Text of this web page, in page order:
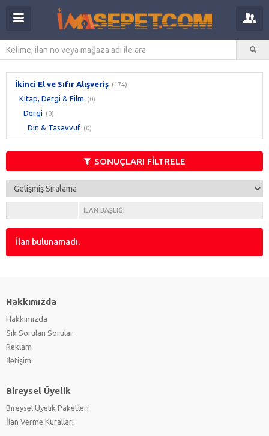
İkinci El ve Sıfır Alışveriş (174)
Kitap, Dergi & Film (0)
Dergi (0)
Din & Tasavvuf (0)
SONUÇLARI FİLTRELE
İLAN BAŞLIĞI
İlan bulunamadı.
Hakkımızda
Hakkımızda
Sık Sorulan Sorular
Reklam
İletişim
Bireysel Üyelik
Bireysel Üyelik Paketleri
İlan Verme Kuralları